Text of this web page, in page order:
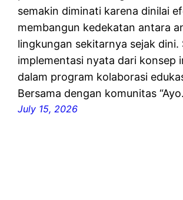
semakin diminati karena dinilai
membangun kedekatan antara
lingkungan sekitarnya sejak dini.
implementasi nyata dari konsep
dalam program kolaborasi
Bersama dengan komunitas
July 15, 2026